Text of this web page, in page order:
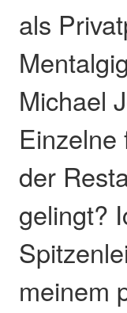
als
Michael
der
gelingt?
meinem